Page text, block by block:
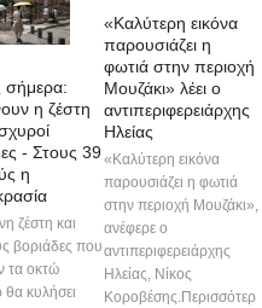
σήμερα:
η ζέστη
- Στους 39
η
ζέστη και
βοριάδες που
τα οκτώ
κυλήσει
«Καλύτερη εικόνα
παρουσιάζει η
φωτιά στην περιοχή
Μουζάκι» λέει ο
αντιπεριφερειάρχης
Ηλείας
«Καλύτερη εικόνα
παρουσιάζει η φωτιά
στην περιοχή Μουζάκι»,
ανέφερε ο
αντιπεριφερειάρχης
Ηλείας, Νίκος
Κοροβέσης.Περισσότερ